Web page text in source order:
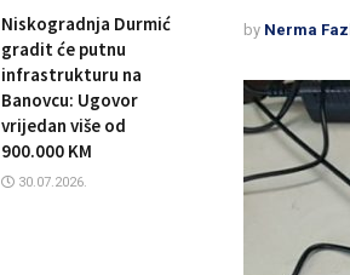
by Nerma
Niskogradnja Durmić
gradit će putnu
infrastrukturu na
Banovcu: Ugovor
vrijedan više od
900.000 KM
30.07.2026.